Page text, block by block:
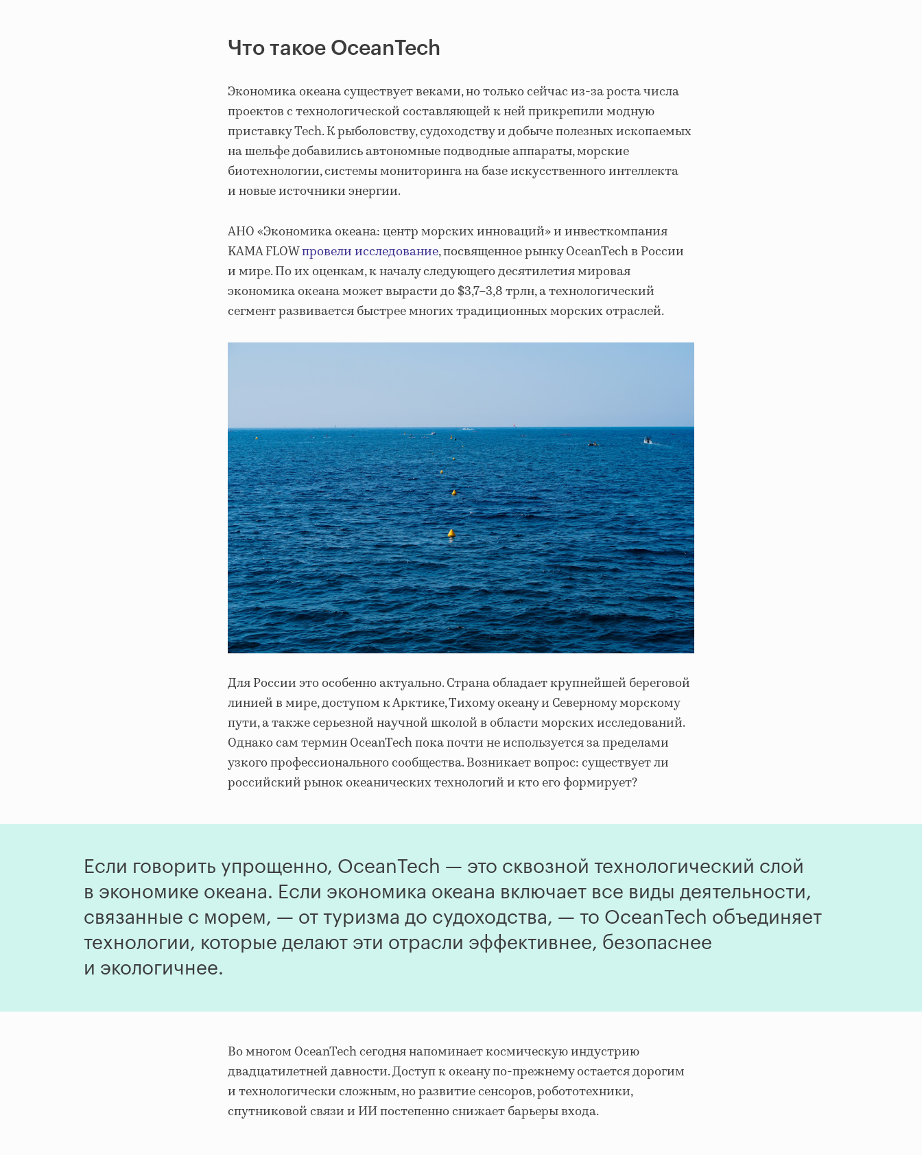
Что такое OceanTech
Экономика океана существует веками, но только сейчас из-за роста числа
проектов с технологической составляющей к ней прикрепили модную
приставку Tech. К рыболовству, судоходству и добыче полезных ископаемых
на шельфе добавились автономные подводные аппараты, морские
биотехнологии, системы мониторинга на базе искусственного интеллекта
и новые источники энергии.
АНО «Экономика океана: центр морских инноваций» и инвесткомпания
KAMA FLOWпровели исследование, посвященное рынку OceanTech в России
и мире. По их оценкам, к началу следующего десятилетия мировая
экономика океана может вырасти до $3,7–3,8 трлн, а технологический
сегмент развивается быстрее многих традиционных морских отраслей.
Для России это особенно актуально. Страна обладает крупнейшей береговой
линией в мире, доступом к Арктике, Тихому океану и Северному морскому
пути, а также серьезной научной школой в области морских исследований.
Однако сам термин OceanTech пока почти не используется за пределами
узкого профессионального сообщества. Возникает вопрос: существует ли
российский рынок океанических технологий и кто его формирует?
Если говорить упрощенно, OceanTech — это сквозной технологический слой
в экономике океана. Если экономика океана включает все виды деятельности,
связанные с морем, — от туризма до судоходства, — то OceanTech объединяет
технологии, которые делают эти отрасли эффективнее, безопаснее
и экологичнее.
Во многом OceanTech сегодня напоминает космическую индустрию
двадцатилетней давности. Доступ к океану по-прежнему остается дорогим
и технологически сложным, но развитие сенсоров, робототехники,
спутниковой связи и ИИ постепенно снижает барьеры входа.